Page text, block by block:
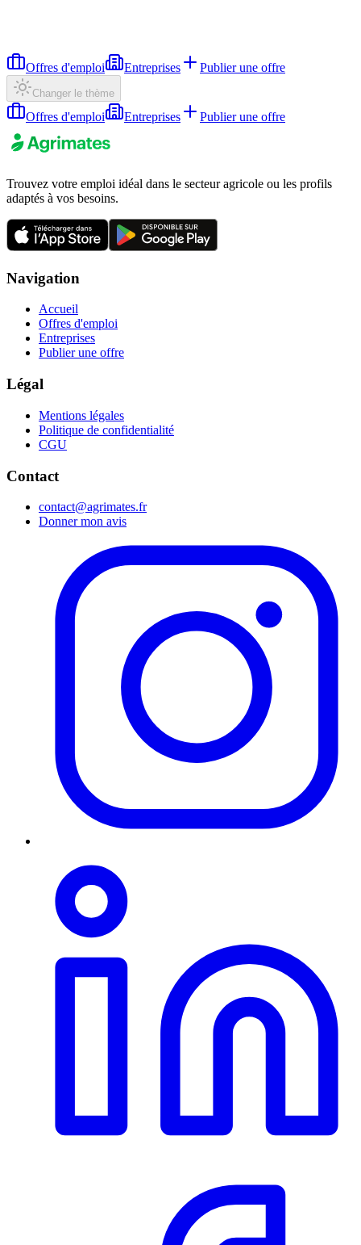
Offres d'emploi Entreprises Publier une offre
Changer le thème
Offres d'emploi Entreprises Publier une offre
Trouvez votre emploi idéal dans le secteur agricole ou les profils
adaptés à vos besoins.
Navigation
Accueil
Offres d'emploi
Entreprises
Publier une offre
Légal
Mentions légales
Politique de confidentialité
CGU
Contact
contact@agrimates.fr
Donner mon avis